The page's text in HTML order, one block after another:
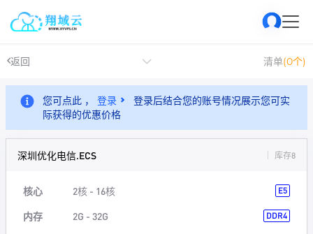
返回 清单(0个)
您可点此 ， 登录
登录后结合您的账号情况展示您可实
际获得的优惠价格
深圳优化电信.ECS 库存8
核心 2核 - 16核 E5
内存 2G - 32G DDR4